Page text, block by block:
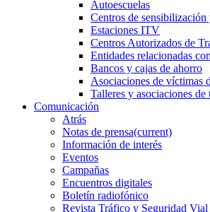
Autoescuelas
Centros de sensibilización
Estaciones ITV
Centros Autorizados de
Entidades relacionadas
Bancos y cajas de ahorro
Asociaciones de víctimas
Talleres y asociaciones de
Comunicación
Atrás
Notas de prensa(current)
Información de interés
Eventos
Campañas
Encuentros digitales
Boletín radiofónico
Revista Tráfico y Seguridad Vial